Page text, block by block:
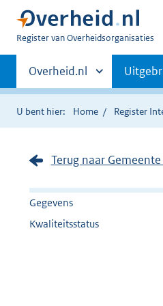
U
Register van Overheidsorganisaties
Primaire
navigatie
Andere
sites
binnen
Overheid.nl
U bent hier: Home Register
Terug naar
Gegevens
Kwaliteitsstatus